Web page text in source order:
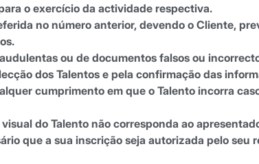
o exercício da actividade respectiva.
no número anterior, devendo o Cliente,
ou de documentos falsos ou
dos Talentos e pela confirmação das
cumprimento em que o Talento incorra
do Talento não corresponda ao
que a sua inscrição seja autorizada pelo